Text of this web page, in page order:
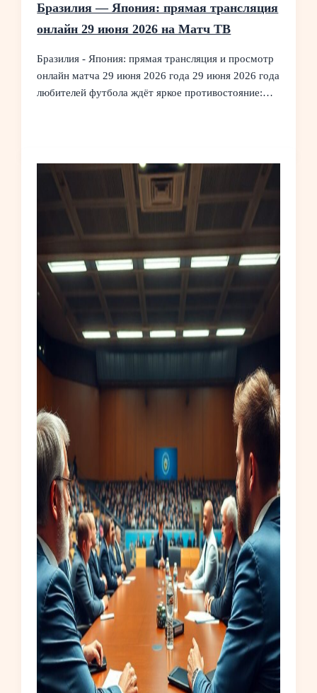
Бразилия — Япония: прямая трансляция
онлайн 29 июня 2026 на Матч ТВ
Бразилия - Япония: прямая трансляция и просмотр
онлайн матча 29 июня 2026 года 29 июня 2026 года
любителей футбола ждёт яркое противостояние:…